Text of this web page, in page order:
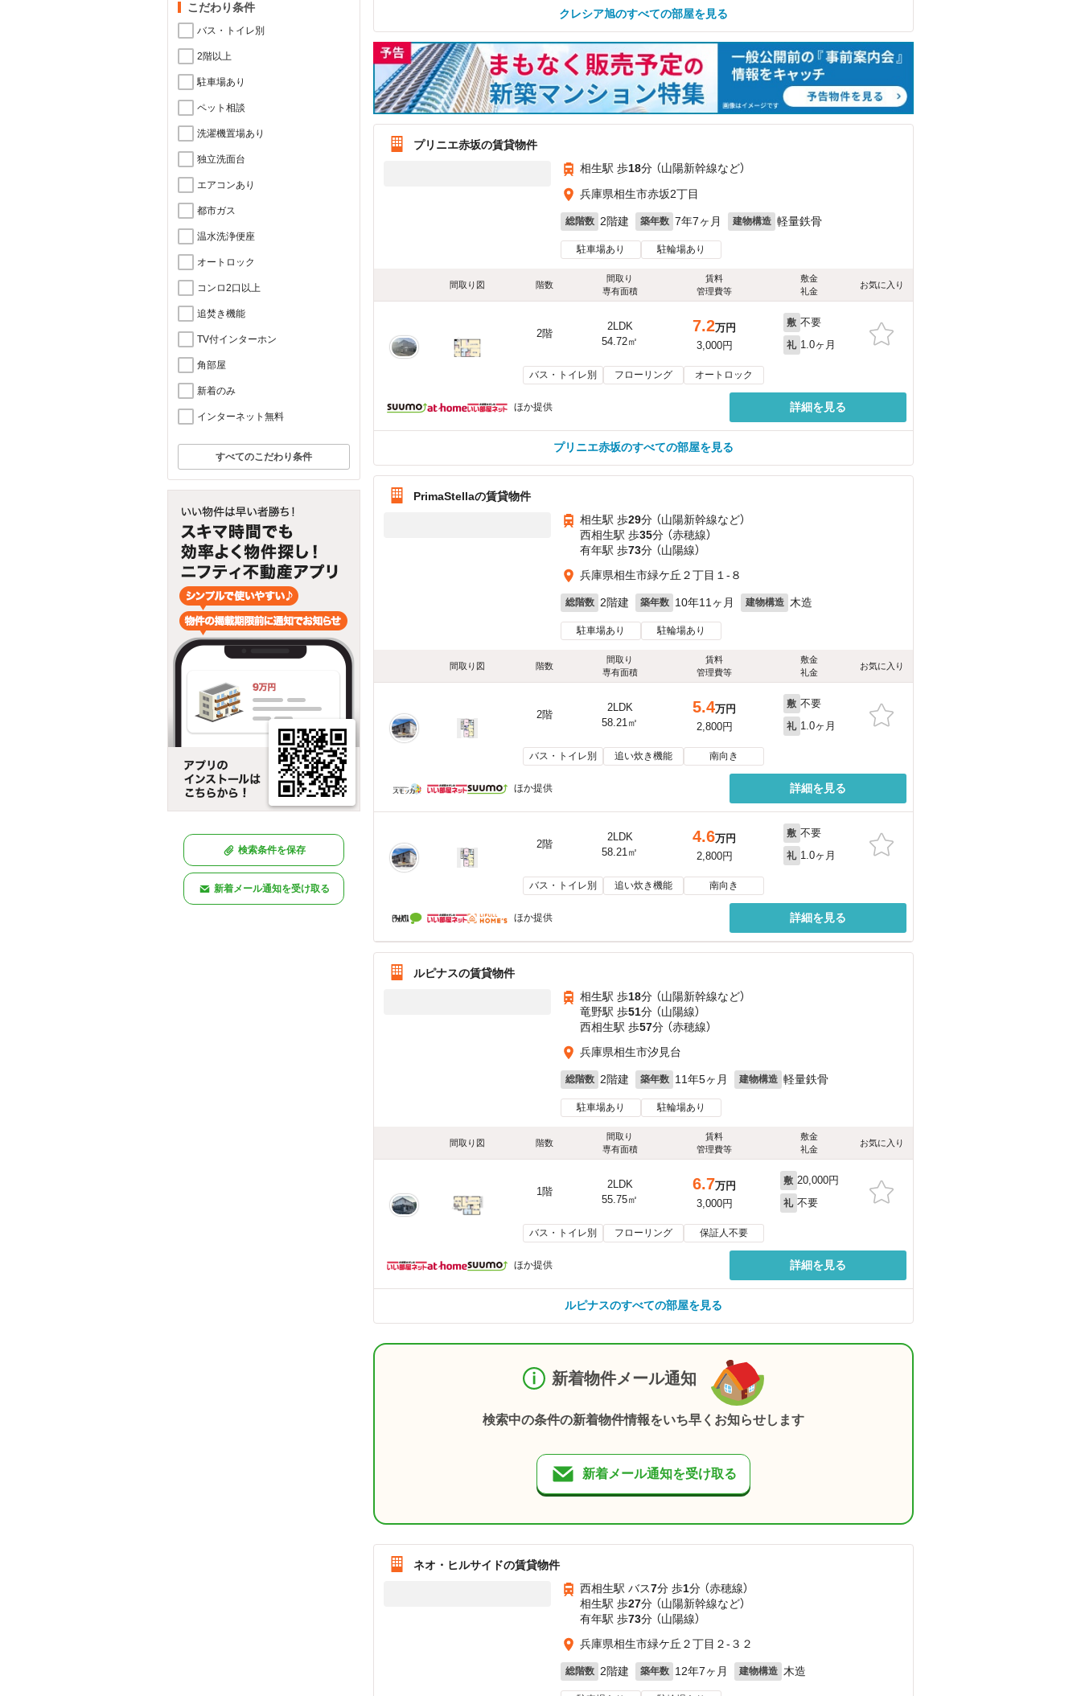
こだわり条件
バス・トイレ別
2階以上
駐車場あり
ペット相談
洗濯機置場あり
独立洗面台
エアコンあり
都市ガス
温水洗浄便座
オートロック
コンロ2口以上
追焚き機能
TV付インターホン
角部屋
新着のみ
インターネット無料
すべてのこだわり条件
検索条件を保存
新着メール通知を受け取る
クレシア旭のすべての部屋を見る
プリニエ赤坂の賃貸物件
相生駅 歩18分 （山陽新幹線など）
兵庫県相生市赤坂2丁目
総階数 2階建 築年数 7年7ヶ月 建物構造 軽量鉄骨
駐車場あり 駐輪場あり
間取り図 階数
間取り
専有面積
賃料
管理費等
敷金
礼金
お気に入り
2階
2LDK
54.72㎡
7.2万円
3,000円
敷 不要
礼 1.0ヶ月
バス・トイレ別 フローリング オートロック
ほか提供 詳細を見る
プリニエ赤坂のすべての部屋を見る
PrimaStellaの賃貸物件
相生駅 歩29分 （山陽新幹線など）
西相生駅 歩35分 （赤穂線）
有年駅 歩73分 （山陽線）
兵庫県相生市緑ケ丘２丁目１-８
総階数 2階建 築年数 10年11ヶ月 建物構造 木造
駐車場あり 駐輪場あり
間取り図 階数
間取り
専有面積
賃料
管理費等
敷金
礼金
お気に入り
2階
2LDK
58.21㎡
5.4万円
2,800円
敷 不要
礼 1.0ヶ月
バス・トイレ別 追い炊き機能 南向き
ほか提供 詳細を見る
2階
2LDK
58.21㎡
4.6万円
2,800円
敷 不要
礼 1.0ヶ月
バス・トイレ別 追い炊き機能 南向き
ほか提供 詳細を見る
ルピナスの賃貸物件
相生駅 歩18分 （山陽新幹線など）
竜野駅 歩51分 （山陽線）
西相生駅 歩57分 （赤穂線）
兵庫県相生市汐見台
総階数 2階建 築年数 11年5ヶ月 建物構造 軽量鉄骨
駐車場あり 駐輪場あり
間取り図 階数
間取り
専有面積
賃料
管理費等
敷金
礼金
お気に入り
1階
2LDK
55.75㎡
6.7万円
3,000円
敷 20,000円
礼 不要
バス・トイレ別 フローリング 保証人不要
ほか提供 詳細を見る
ルピナスのすべての部屋を見る
新着物件メール通知
検索中の条件の新着物件情報をいち早くお知らせします
新着メール通知を受け取る
ネオ・ヒルサイドの賃貸物件
西相生駅 バス7分 歩1分 （赤穂線）
相生駅 歩27分 （山陽新幹線など）
有年駅 歩73分 （山陽線）
兵庫県相生市緑ケ丘２丁目２-３２
総階数 2階建 築年数 12年7ヶ月 建物構造 木造